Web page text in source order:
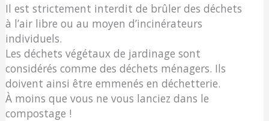
Il est strictement interdit de brûler des déchets
à l’air libre ou au moyen d’incinérateurs
individuels.
Les déchets végétaux de jardinage sont
considérés comme des déchets ménagers. Ils
doivent ainsi être emmenés en déchetterie.
À moins que vous ne vous lanciez dans le
compostage !